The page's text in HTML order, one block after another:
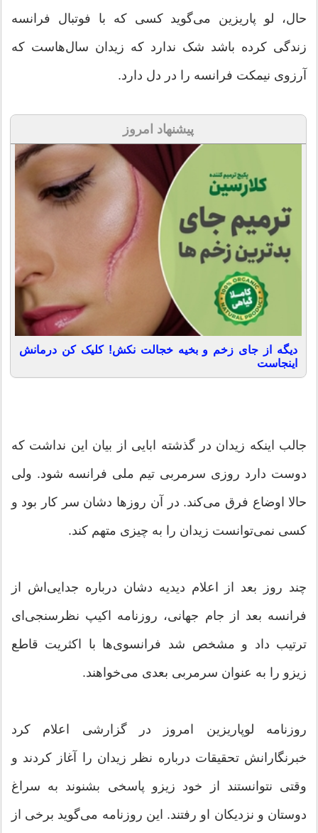
حال، لو پاریزین می‌گوید کسی که با ‏فوتبال فرانسه
زندگی کرده باشد شک ندارد که زیدان سال‌هاست که
‏آرزوی نیمکت فرانسه را در دل دارد. ‏
پیشنهاد امروز
دیگه از جای زخم و بخیه خجالت نکش! کلیک کن درمانش
اینجاست
جالب اینکه زیدان در گذشته ابایی از بیان این نداشت که
دوست دارد ‏روزی سرمربی تیم ملی فرانسه شود. ولی
حالا اوضاع فرق می‌کند. در ‏آن روزها دشان سر کار بود و
کسی نمی‌توانست زیدان را به چیزی ‏متهم کند.
چند روز بعد از اعلام دیدیه دشان درباره جدایی‌اش از
فرانسه بعد از ‏جام جهانی، روزنامه اکیپ نظرسنجی‌ای
ترتیب داد و مشخص شد ‏فرانسوی‌ها با اکثریت قاطع
زیزو را به عنوان سرمربی بعدی ‏می‌خواهند. ‏
روزنامه لوپاریزین امروز در گزارشی اعلام کرد
خبرنگارانش تحقیقات ‏درباره نظر زیدان را آغاز کردند و
وقتی نتوانستند از خود زیزو پاسخی ‏بشنوند به سراغ
دوستان و نزدیکان او رفتند. این روزنامه می‌گوید ‏برخی از